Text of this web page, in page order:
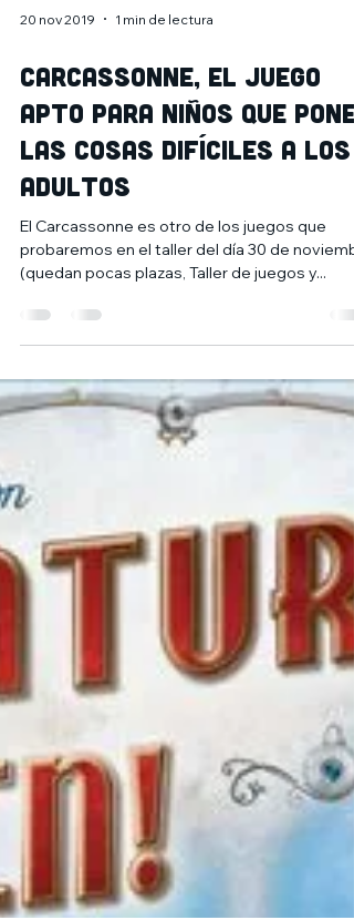
1 min de lectura
Carcassonne, el juego
apto para niños que pone
las cosas difíciles a los
adultos
El Carcassonne es otro de los juegos que
(quedan pocas plazas, Taller de juegos y...